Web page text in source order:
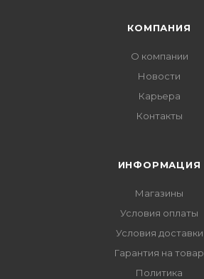
КОМПАНИЯ
О компании
Новости
Карьера
Контакты
ИНФОРМАЦИЯ
Магазины
Условия оплаты
Условия доставки
Гарантия на товар
Политика